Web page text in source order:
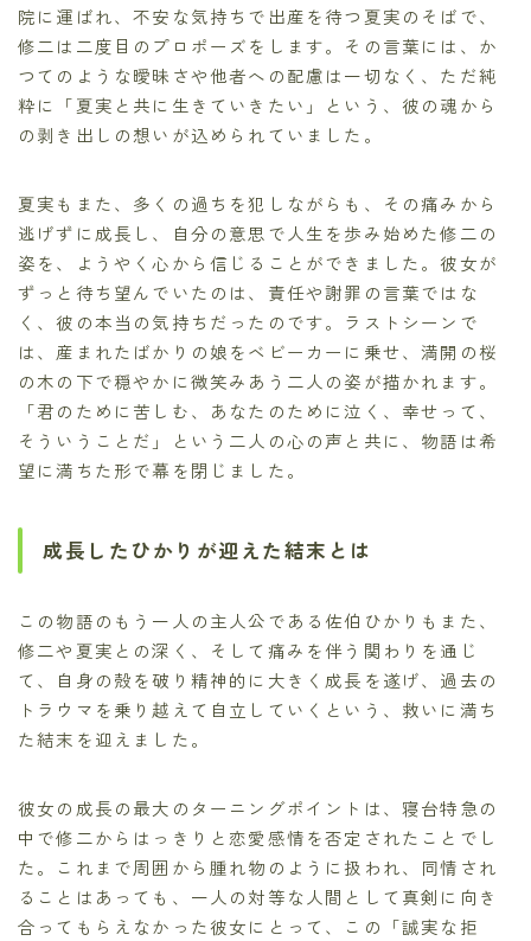
院に運ばれ、不安な気持ちで出産を待つ夏実のそばで、
修二は二度目のプロポーズをします。その言葉には、か
つてのような曖昧さや他者への配慮は一切なく、ただ純
粋に「夏実と共に生きていきたい」という、彼の魂から
の剥き出しの想いが込められていました。
夏実もまた、多くの過ちを犯しながらも、その痛みから
逃げずに成長し、自分の意思で人生を歩み始めた修二の
姿を、ようやく心から信じることができました。彼女が
ずっと待ち望んでいたのは、責任や謝罪の言葉ではな
く、彼の本当の気持ちだったのです。ラストシーンで
は、産まれたばかりの娘をベビーカーに乗せ、満開の桜
の木の下で穏やかに微笑みあう二人の姿が描かれます。
「君のために苦しむ、あなたのために泣く、幸せって、
そういうことだ」という二人の心の声と共に、物語は希
望に満ちた形で幕を閉じました。
成長したひかりが迎えた結末とは
この物語のもう一人の主人公である佐伯ひかりもまた、
修二や夏実との深く、そして痛みを伴う関わりを通じ
て、自身の殻を破り精神的に大きく成長を遂げ、過去の
トラウマを乗り越えて自立していくという、救いに満ち
た結末を迎えました。
彼女の成長の最大のターニングポイントは、寝台特急の
中で修二からはっきりと恋愛感情を否定されたことでし
た。これまで周囲から腫れ物のように扱われ、同情され
ることはあっても、一人の対等な人間として真剣に向き
合ってもらえなかった彼女にとって、この「誠実な拒